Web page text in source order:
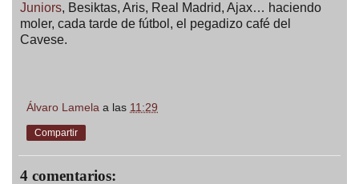
Juniors, Besiktas, Aris, Real Madrid, Ajax… haciendo
moler, cada tarde de fútbol, el pegadizo café del
Cavese.
Álvaro Lamela a las 11:29
Compartir
4 comentarios: